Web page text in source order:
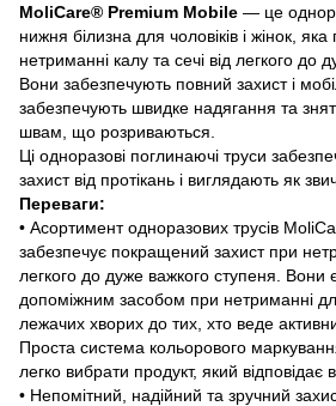
MoliCare® Premium Mobile — це
нижня білизна для чоловіків і жінок, яка
нетриманні калу та сечі від легкого до
Вони забезпечують повний захист і
забезпечують швидке надягання та
швам, що розриваються.
Ці одноразові поглинаючі труси
захист від протікань і виглядають як
Переваги:
• Асортимент одноразових трусів
забезпечує покращений захист при
легкого до дуже важкого ступеня. Вони
допоміжним засобом при нетриманні для
лежачих хворих до тих, хто веде
Проста система кольорового
легко вибрати продукт, який
• Непомітний, надійний та зручний